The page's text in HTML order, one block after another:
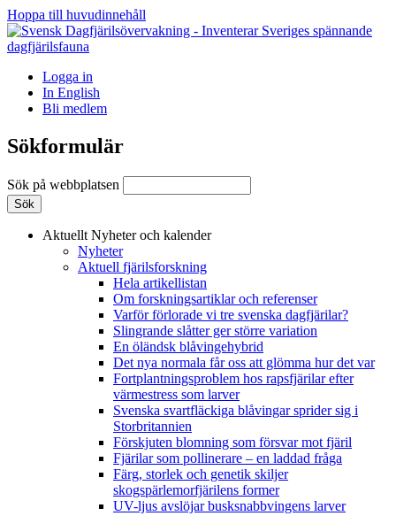
Hoppa till huvudinnehåll
Logga in
In English
Bli medlem
Sökformulär
Sök på webbplatsen
Aktuellt Nyheter och kalender
Nyheter
Aktuell fjärilsforskning
Hela artikellistan
Om forskningsartiklar och referenser
Varför förlorade vi tre svenska dagfjärilar?
Slingrande slåtter ger större variation
En öländsk blåvingehybrid
Det nya normala får oss att glömma hur det var
Fortplantningsproblem hos rapsfjärilar efter
värmestress som larver
Svenska svartfläckiga blåvingar sprider sig i
Storbritannien
Förskjuten blomning som försvar mot fjäril
Fjärilar som pollinerare – en laddad fråga
Färg, storlek och genetik skiljer
skogspärlemorfjärilens former
UV-ljus avslöjar busksnabbvingens larver